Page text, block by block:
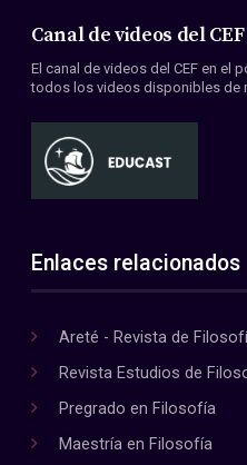
Canal de videos del CEF
El canal de videos del CEF en el
todos los videos disponibles de
Enlaces relacionados
Areté - Revista de
Revista Estudios de
Pregrado en Filosofía
Maestría en Filosofía